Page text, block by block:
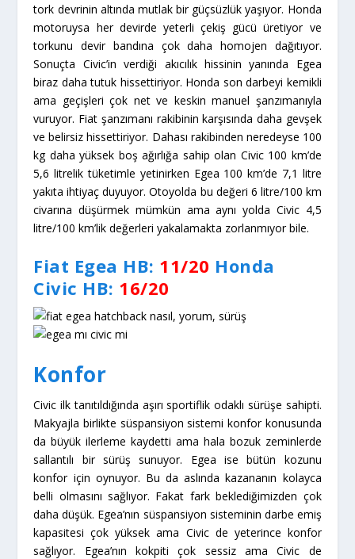
tork devrinin altında mutlak bir güçsüzlük yaşıyor. Honda
motoruysa her devirde yeterli çekiş gücü üretiyor ve
torkunu devir bandına çok daha homojen dağıtıyor.
Sonuçta Civic’in verdiği akıcılık hissinin yanında Egea
biraz daha tutuk hissettiriyor. Honda son darbeyi kemikli
ama geçişleri çok net ve keskin manuel şanzımanıyla
vuruyor. Fiat şanzımanı rakibinin karşısında daha gevşek
ve belirsiz hissettiriyor. Dahası rakibinden neredeyse 100
kg daha yüksek boş ağırlığa sahip olan Civic 100 km’de
5,6 litrelik tüketimle yetinirken Egea 100 km’de 7,1 litre
yakıta ihtiyaç duyuyor. Otoyolda bu değeri 6 litre/100 km
civarına düşürmek mümkün ama aynı yolda Civic 4,5
litre/100 km’lik değerleri yakalamakta zorlanmıyor bile.
Fiat Egea HB: 11/20 Honda
Civic HB: 16/20
Konfor
Civic ilk tanıtıldığında aşırı sportiflik odaklı sürüşe sahipti.
Makyajla birlikte süspansiyon sistemi konfor konusunda
da büyük ilerleme kaydetti ama hala bozuk zeminlerde
sallantılı bir sürüş sunuyor. Egea ise bütün kozunu
konfor için oynuyor. Bu da aslında kazananın kolayca
belli olmasını sağlıyor. Fakat fark beklediğimizden çok
daha düşük. Egea’nın süspansiyon sisteminin darbe emiş
kapasitesi çok yüksek ama Civic de yeterince konfor
sağlıyor. Egea’nın kokpiti çok sessiz ama Civic de